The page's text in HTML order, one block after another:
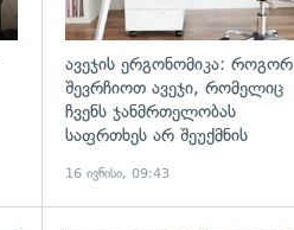
ავეჯის ერგონომიკა: როგორ
შევრჩიოთ ავეჯი, რომელიც
ჩვენს ჯანმრთელობას
საფრთხეს არ შეუქმნის
16 ივნისი, 09:43